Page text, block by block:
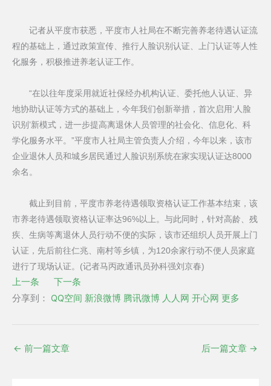
记者从平度市获悉，平度市人社局在不断完善养老待遇认证流
程的基础上，通过政策宣传、推行人脸识别认证、上门认证等人性
化服务，积极推进养老认证工作。
“在以往年度采用就近社保经办机构认证、委托他人认证、异
地协助认证等方式的基础上，今年我们创新举措，首次启用‘人脸
识别’新模式，进一步提高离退休人员管理的社会化、信息化、科
学化服务水平。”平度市人社局主管负责人介绍，今年以来，该市
企业退休人员和城乡居民通过人脸识别系统在家实现认证达8000
余名。
截止到目前，平度市养老待遇领取资格认证工作基本结束，该
市养老待遇领取资格认证率达96%以上。与此同时，针对高龄、残
疾、生病等离退休人员行动不便的实际，该市还组织人员开展上门
认证，先后前往仁兆、南村等乡镇，为120余家行动不便人员家庭
进行了现场认证。(记者马丙政通讯员孙科强刘京春)
上一条
下一条
分享到：
QQ空间 新浪微博 腾讯微博 人人网 开心网 更多
← 前一篇文章 后一篇文章 →